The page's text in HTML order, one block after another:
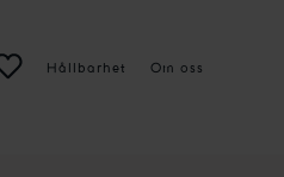
Hållbarhet Om oss